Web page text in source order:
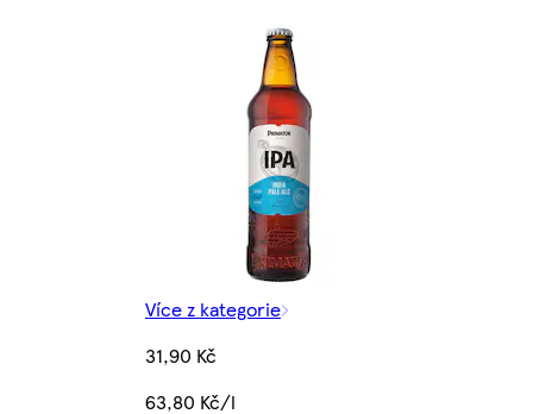
Více z kategorie
31,90 Kč
63,80 Kč/l